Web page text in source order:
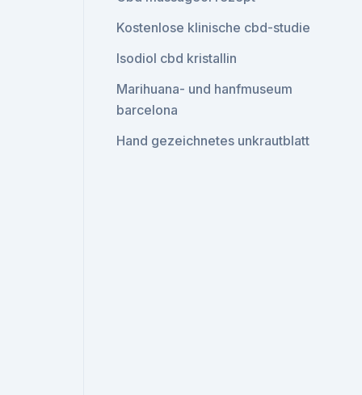
Kostenlose klinische cbd-studie
Isodiol cbd kristallin
Marihuana- und hanfmuseum
barcelona
Hand gezeichnetes unkrautblatt